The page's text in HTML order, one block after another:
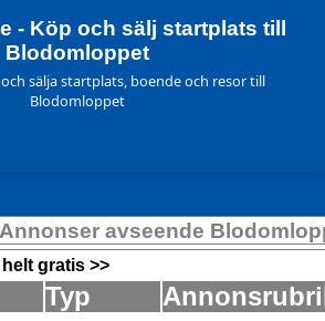
- Köp och sälj startplats till
Blodomloppet
sälja startplats, boende och resor till
Blodomloppet
avseende
gratis >>
Typ